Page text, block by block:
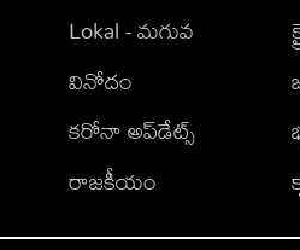
Lokal - మగువ
వినోదం
కరోనా అప్‌డేట్స్
రాజకీయం